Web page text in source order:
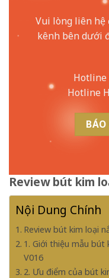
Vui lòng liên hệ
kênh bên dưới
Hotline
Hotline
Review bút kim
Nội Dung Chính
Review bút kim loại
1. Giới thiệu mẫu bút
V016
2. Ưu điểm của bút